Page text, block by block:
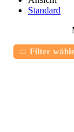
Standard
Filter